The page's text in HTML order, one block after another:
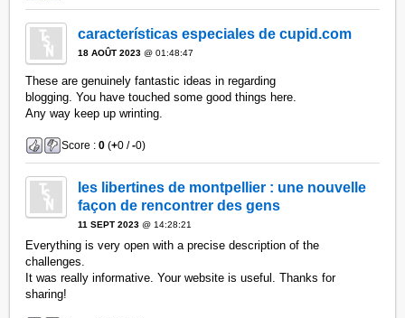
características especiales de cupid.com
18 AOÛT 2023 @ 01:48:47
These are genuinely fantastic ideas in regarding
blogging. You have touched some good things here.
Any way keep up wrinting.
Score :0 (+0 /-0)
les libertines de montpellier : une nouvelle
façon de rencontrer des gens
11 SEPT 2023 @ 14:28:21
Everything is very open with a precise description of the
challenges.
It was really informative. Your website is useful. Thanks for
sharing!